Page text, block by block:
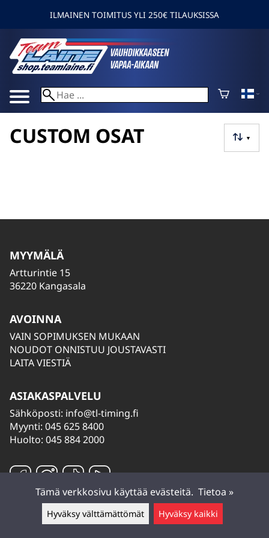
Jätä viesti ▲
ILMAINEN TOIMITUS YLI 250€ TILAUKSISSA
▼
CUSTOM OSAT
MYYMÄLÄ
Artturintie 15
36220 Kangasala
AVOINNA
VAIN SOPIMUKSEN MUKAAN
NOUDOT ONNISTUU JOUSTAVASTI
LAITA VIESTIÄ
ASIAKASPALVELU
Sähköposti: info@tl-timing.fi
Myynti: 045 625 8400
Huolto: 045 884 2000
Tämä verkkosivu käyttää evästeitä. Tietoa »
Hyväksy välttämättömät Hyväksy kaikki